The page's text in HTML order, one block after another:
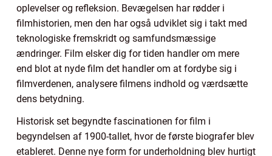
oplevelser og refleksion. Bevægelsen har rødder i
filmhistorien, men den har også udviklet sig i takt med
teknologiske fremskridt og samfundsmæssige
ændringer. Film elsker dig for tiden handler om mere
end blot at nyde film det handler om at fordybe sig i
filmverdenen, analysere filmens indhold og værdsætte
dens betydning.
Historisk set begyndte fascinationen for film i
begyndelsen af 1900-tallet, hvor de første biografer blev
etableret. Denne nye form for underholdning blev hurtigt